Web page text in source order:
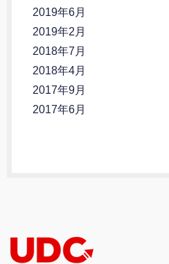
2019年6月
2019年2月
2018年7月
2018年4月
2017年9月
2017年6月